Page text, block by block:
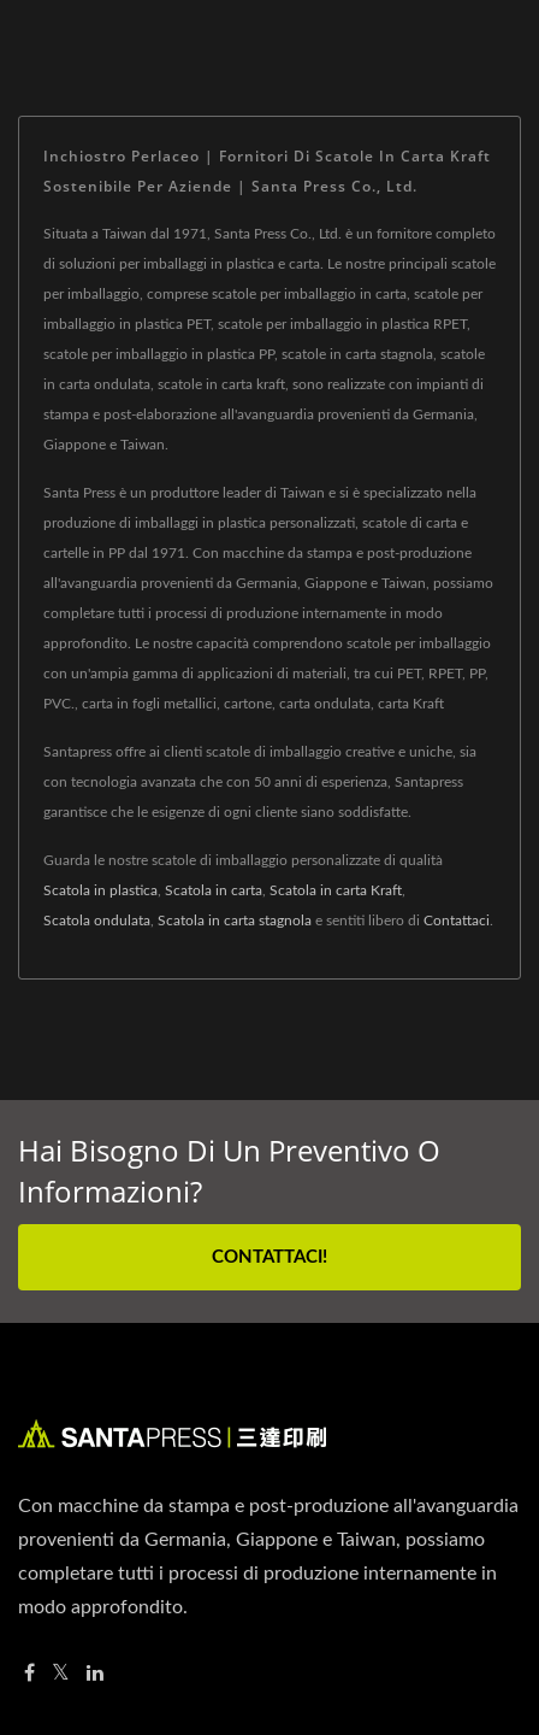
Inchiostro Perlaceo | Fornitori Di Scatole In Carta Kraft
Sostenibile Per Aziende | Santa Press Co., Ltd.
Situata a Taiwan dal 1971, Santa Press Co., Ltd. è un fornitore completo
di soluzioni per imballaggi in plastica e carta. Le nostre principali scatole
per imballaggio, comprese scatole per imballaggio in carta, scatole per
imballaggio in plastica PET, scatole per imballaggio in plastica RPET,
scatole per imballaggio in plastica PP, scatole in carta stagnola, scatole
in carta ondulata, scatole in carta kraft, sono realizzate con impianti di
stampa e post-elaborazione all'avanguardia provenienti da Germania,
Giappone e Taiwan.
Santa Press è un produttore leader di Taiwan e si è specializzato nella
produzione di imballaggi in plastica personalizzati, scatole di carta e
cartelle in PP dal 1971. Con macchine da stampa e post-produzione
all'avanguardia provenienti da Germania, Giappone e Taiwan, possiamo
completare tutti i processi di produzione internamente in modo
approfondito. Le nostre capacità comprendono scatole per imballaggio
con un'ampia gamma di applicazioni di materiali, tra cui PET, RPET, PP,
PVC., carta in fogli metallici, cartone, carta ondulata, carta Kraft
Santapress offre ai clienti scatole di imballaggio creative e uniche, sia
con tecnologia avanzata che con 50 anni di esperienza, Santapress
garantisce che le esigenze di ogni cliente siano soddisfatte.
Guarda le nostre scatole di imballaggio personalizzate di qualità
Scatola in plastica Scatola in carta Scatola in carta Kraft
Scatola ondulata Scatola in carta stagnola e sentiti libero di Contattaci
Hai Bisogno Di Un Preventivo O
Informazioni?
CONTATTACI!
Con macchine da stampa e post-produzione all'avanguardia
provenienti da Germania, Giappone e Taiwan, possiamo
completare tutti i processi di produzione internamente in
modo approfondito.